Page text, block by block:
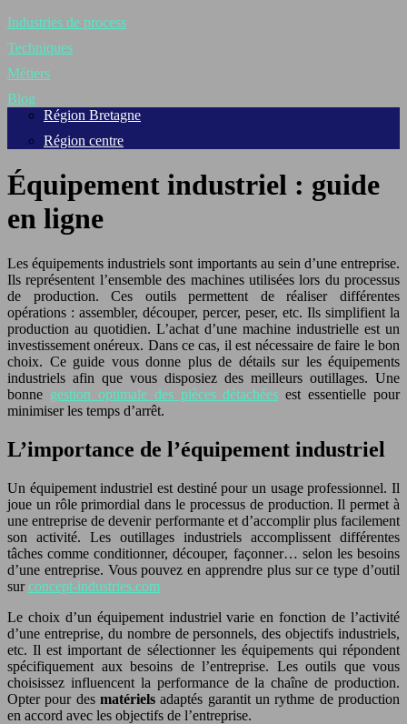
Industries de process
Techniques
Métiers
Blog
Région Bretagne
Région centre
Équipement industriel : guide
en ligne
Les équipements industriels sont importants au sein d’une entreprise.
Ils représentent l’ensemble des machines utilisées lors du processus
de production. Ces outils permettent de réaliser différentes
opérations : assembler, découper, percer, peser, etc. Ils simplifient la
production au quotidien. L’achat d’une machine industrielle est un
investissement onéreux. Dans ce cas, il est nécessaire de faire le bon
choix. Ce guide vous donne plus de détails sur les équipements
industriels afin que vous disposiez des meilleurs outillages. Une
bonne gestion optimale des pièces détachées est essentielle pour
minimiser les temps d’arrêt.
L’importance de l’équipement industriel
Un équipement industriel est destiné pour un usage professionnel. Il
joue un rôle primordial dans le processus de production. Il permet à
une entreprise de devenir performante et d’accomplir plus facilement
son activité. Les outillages industriels accomplissent différentes
tâches comme conditionner, découper, façonner… selon les besoins
d’une entreprise. Vous pouvez en apprendre plus sur ce type d’outil
surconcept-industries.com
Le choix d’un équipement industriel varie en fonction de l’activité
d’une entreprise, du nombre de personnels, des objectifs industriels,
etc. Il est important de sélectionner les équipements qui répondent
spécifiquement aux besoins de l’entreprise. Les outils que vous
choisissez influencent la performance de la chaîne de production.
Opter pour des matérielsadaptés garantit un rythme de production
en accord avec les objectifs de l’entreprise.